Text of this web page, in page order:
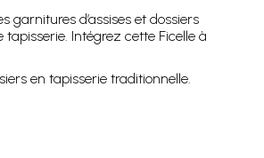
d’assises et dossiers
Intégrez cette Ficelle à
en tapisserie traditionnelle.